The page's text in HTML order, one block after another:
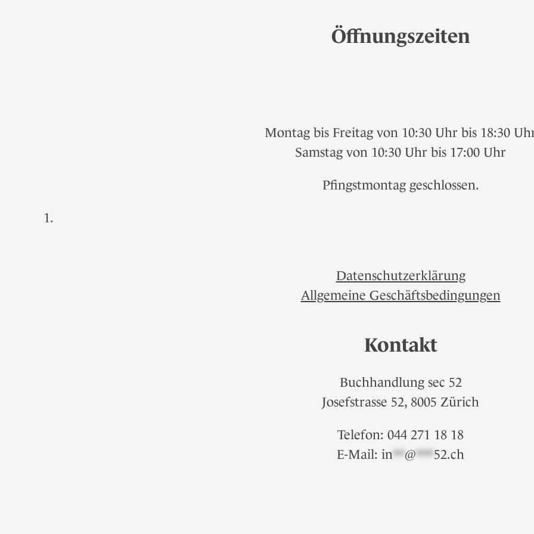
Öffnungszeiten
Montag bis Freitag von 10:30 Uhr bis 18:30
Samstag von 10:30 Uhr bis 17:00 Uhr
Pfingstmontag geschlossen.
Datenschutzerklärung
Allgemeine Geschäftsbedingungen
Kontakt
Buchhandlung sec 52
Josefstrasse 52, 8005 Zürich
Telefon: 044 271 18 18
E-Mail: in**@***52.ch